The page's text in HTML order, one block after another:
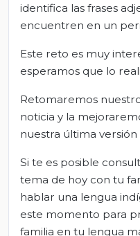
identifica las frases
encuentren en un
Este reto es muy
esperamos que lo
Retomaremos
noticia y la
nuestra última
Si te es posible
tema de hoy con tu
hablar una lengua
este momento para
familia en tu lengua